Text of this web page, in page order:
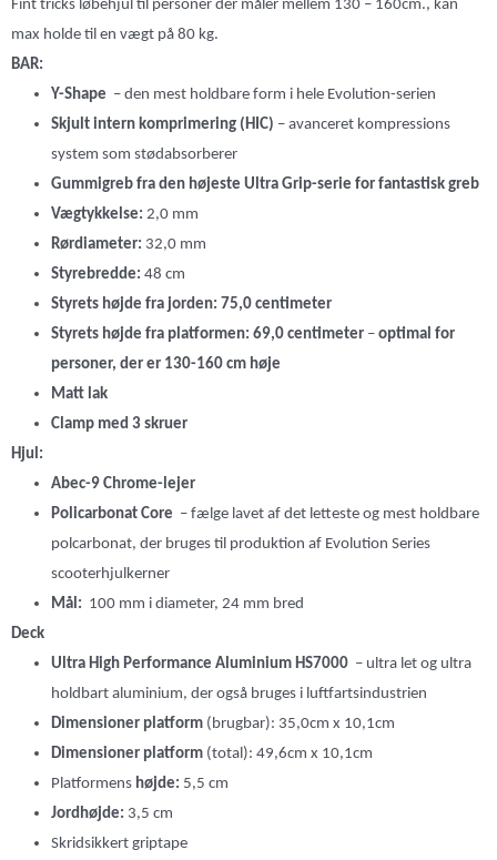
Fint tricks løbehjul til personer der måler mellem 130 – 160cm., kan
max holde til en vægt på 80 kg.
BAR:
Y-Shape – den mest holdbare form i hele Evolution-serien
Skjult intern komprimering (HIC) – avanceret kompressions
system som stødabsorberer
Gummigreb fra den højeste Ultra Grip-serie for fantastisk greb
Vægtykkelse: 2,0 mm
Rørdiameter: 32,0 mm
Styrebredde: 48 cm
Styrets højde fra jorden: 75,0 centimeter
Styrets højde fra platformen: 69,0 centimeter – optimal for
personer, der er 130-160 cm høje
Matt lak
Clamp med 3 skruer
Hjul:
Abec-9 Chrome-lejer
Policarbonat Core – fælge lavet af det letteste og mest holdbare
polcarbonat, der bruges til produktion af Evolution Series
scooterhjulkerner
Mål: 100 mm i diameter, 24 mm bred
Deck
Ultra High Performance Aluminium HS7000 – ultra let og ultra
holdbart aluminium, der også bruges i luftfartsindustrien
Dimensioner platform (brugbar): 35,0cm x 10,1cm
Dimensioner platform (total): 49,6cm x 10,1cm
Platformens højde: 5,5 cm
Jordhøjde: 3,5 cm
Skridsikkert griptape